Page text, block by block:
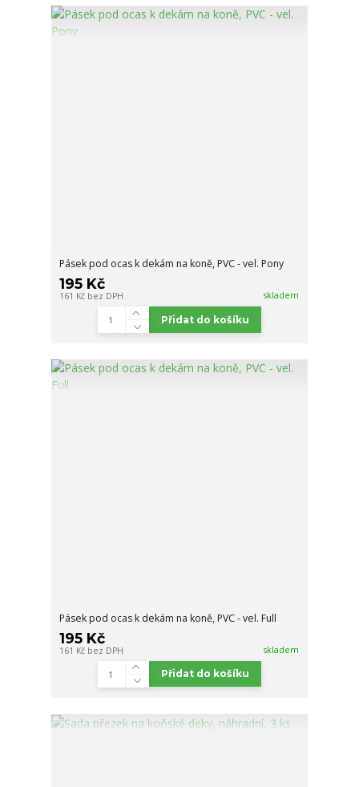
Pásek pod ocas k dekám na koně, PVC - vel. Pony
195 Kč
161 Kč bez DPH skladem
Přidat do košíku
Pásek pod ocas k dekám na koně, PVC - vel. Full
195 Kč
161 Kč bez DPH skladem
Přidat do košíku